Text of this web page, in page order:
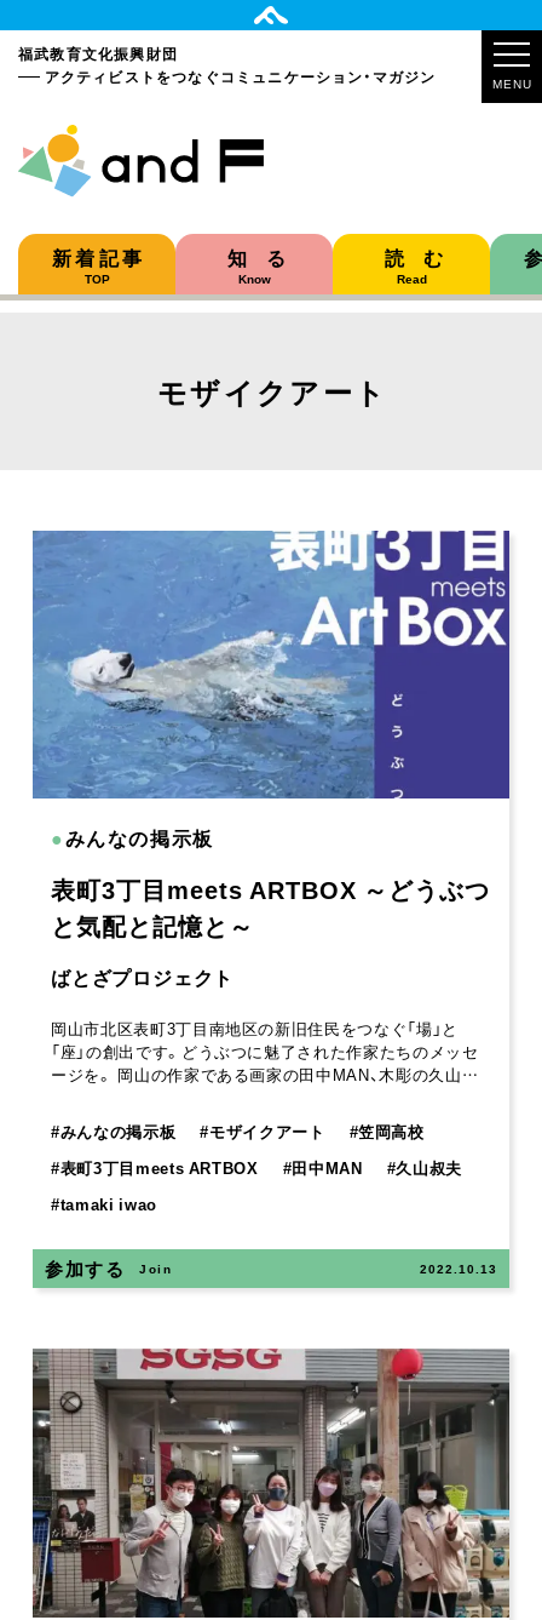
福武教育文化振興財団
アクティビストをつなぐコミュニケーション・マガジン MENU
新着記事
TOP
知る
Know
読む
Read
モザイクアート
●みんなの掲示板
表町3丁目meets ARTBOX ～どうぶつ
と気配と記憶と～
ばとざプロジェクト
岡山市北区表町3丁目南地区の新旧住民をつなぐ「場」と
「座」の創出です。どうぶつに魅了された作家たちのメッセ
ージを。 岡山の作家である画家の田中MAN、木彫の久山…
#みんなの掲示板 #モザイクアート #笠岡高校
#表町3丁目meets ARTBOX #田中MAN #久山叔夫
#tamaki iwao
参加する Join 2022.10.13